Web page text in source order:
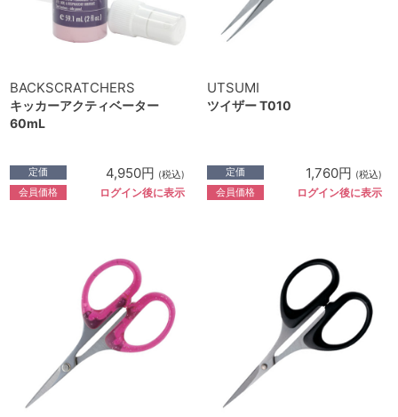
BACKSCRATCHERS
キッカーアクティベーター
60mL
定価 4,950円 (税込)
会員価格 ログイン後に表示
UTSUMI
ツイザー T010
定価 1,760円 (税込)
会員価格 ログイン後に表示